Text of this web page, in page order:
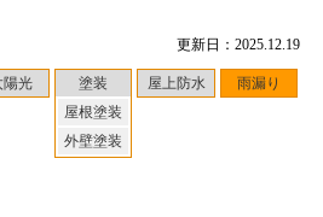
更新日：2025.12.19
陽光
塗装
屋根塗装
外壁塗装
屋上防水 雨漏り